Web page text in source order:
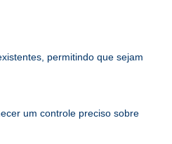
permitindo que sejam
um controle preciso sobre